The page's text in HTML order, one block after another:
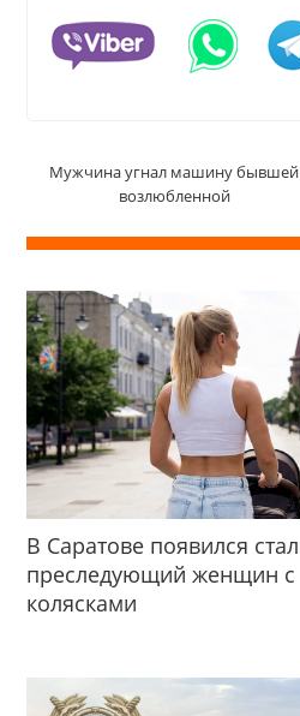
Мужчина угнал машину бывшей
возлюбленной
В Саратове появился
преследующий женщин с
колясками